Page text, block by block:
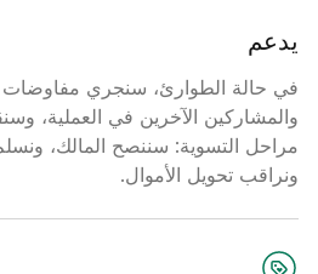
يدعم
في حالة الطوارئ، سنجري مفاوضات
والمشاركين الآخرين في العملية،
مراحل التسوية: سننصح المالك، ونسلم
ونراقب تحويل الأموال.